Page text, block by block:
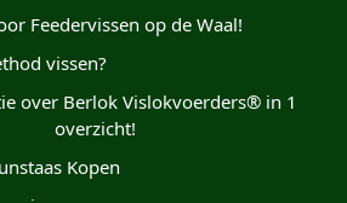
Feedervissen op de Waal!
vissen?
over Berlok Vislokvoerders® in 1
overzicht!
Kopen